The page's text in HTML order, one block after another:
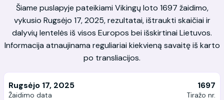
Šiame puslapyje pateikiami Vikingų loto 1697 žaidimo,
vykusio Rugsėjo 17, 2025, rezultatai, ištraukti skaičiai ir
dalyvių lentelės iš visos Europos bei išskirtinai Lietuvos.
Informacija atnaujinama reguliariai kiekvieną savaitę iš karto
po transliacijos.
Rugsėjo 17, 2025
Žaidimo data
1697
Tiražo nr.